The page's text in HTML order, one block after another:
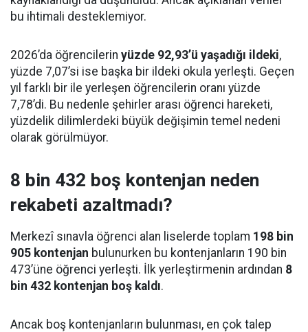
bu ihtimali desteklemiyor.
2026’da öğrencilerin yüzde 92,93’ü yaşadığı ildeki,
yüzde 7,07’si ise başka bir ildeki okula yerleşti. Geçen
yıl farklı bir ile yerleşen öğrencilerin oranı yüzde
7,78’di. Bu nedenle şehirler arası öğrenci hareketi,
yüzdelik dilimlerdeki büyük değişimin temel nedeni
olarak görülmüyor.
8 bin 432 boş kontenjan neden
rekabeti azaltmadı?
Merkezî sınavla öğrenci alan liselerde toplam 198 bin
905 kontenjan bulunurken bu kontenjanların 190 bin
473’üne öğrenci yerleşti. İlk yerleştirmenin ardından 8
bin 432 kontenjan boş kaldı.
Ancak boş kontenjanların bulunması, en çok talep